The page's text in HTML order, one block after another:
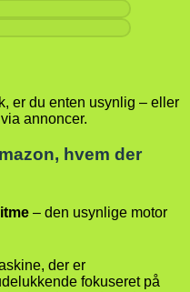
er du enten usynlig – eller
annoncer.
hvem der
– den usynlige motor
der er
fokuseret på